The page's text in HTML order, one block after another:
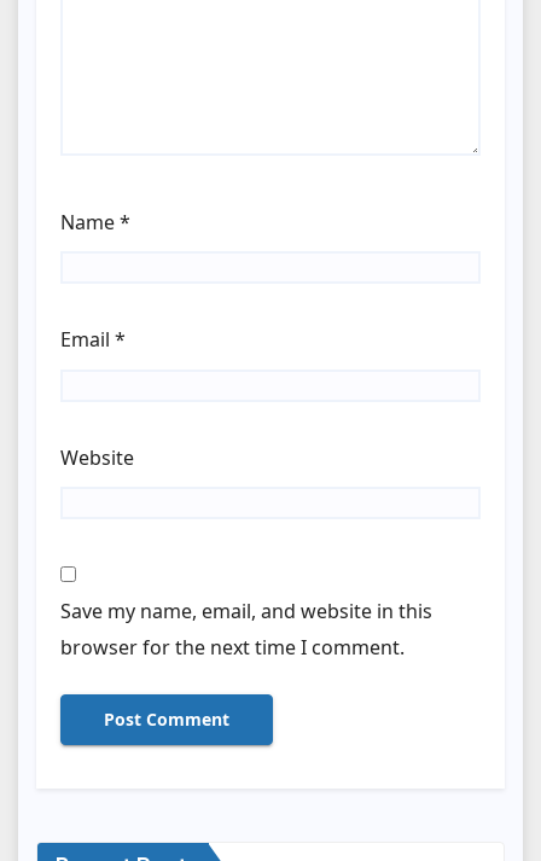
Name*
Email *
Website
Save my name, email, and website in this
browser for the next time I comment.